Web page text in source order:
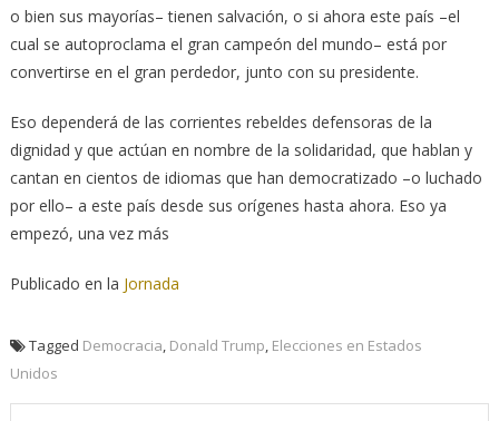
o bien sus mayorías– tienen salvación, o si ahora este país –el
cual se autoproclama el gran campeón del mundo– está por
convertirse en el gran perdedor, junto con su presidente.
Eso dependerá de las corrientes rebeldes defensoras de la
dignidad y que actúan en nombre de la solidaridad, que hablan y
cantan en cientos de idiomas que han democratizado –o luchado
por ello– a este país desde sus orígenes hasta ahora. Eso ya
empezó, una vez más
Publicado en la Jornada
Tagged Democracia Donald Trump Elecciones en Estados
Unidos